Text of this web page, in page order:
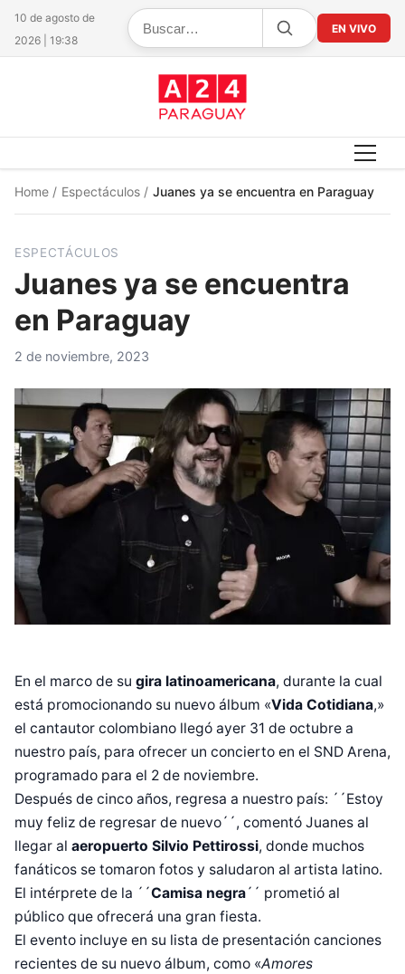
10 de agosto de
2026 | 19:38
EN VIVO
Home / Espectáculos / Juanes ya se encuentra en Paraguay
ESPECTÁCULOS
Juanes ya se encuentra
en Paraguay
2 de noviembre, 2023
En el marco de su gira latinoamericana, durante la cual
está promocionando su nuevo álbum «Vida Cotidiana,»
el cantautor colombiano llegó ayer 31 de octubre a
nuestro país, para ofrecer un concierto en el SND Arena,
programado para el 2 de noviembre.
Después de cinco años, regresa a nuestro país: ´´Estoy
muy feliz de regresar de nuevo´´, comentó Juanes al
llegar al aeropuerto Silvio Pettirossi, donde muchos
fanáticos se tomaron fotos y saludaron al artista latino.
El intérprete de la ´´Camisa negra´´ prometió al
público que ofrecerá una gran fiesta.
El evento incluye en su lista de presentación canciones
recientes de su nuevo álbum, como «Amores